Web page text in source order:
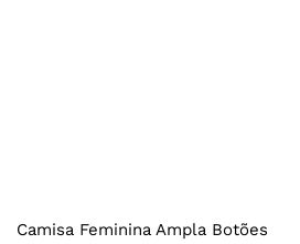
Camisa Feminina Ampla Botões